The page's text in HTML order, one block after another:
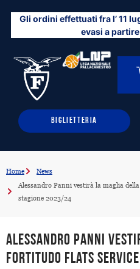
contenuto
Gli ordini effettuati fra l’ 11
evasi a
0
BIGLIETTERIA
Home
News
Alessandro Panni vestirà la maglia
stagione 2023/24
Alessandro Panni
Fortitudo Flats